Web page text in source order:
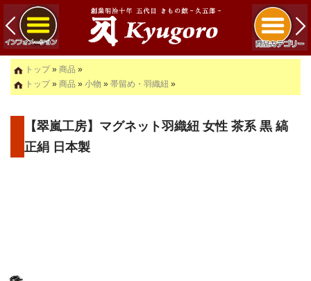
トップ» 商品 »
トップ» 商品 » 小物 » 帯留め・羽織紐 »
【翠嵐工房】マグネット羽織紐 女性 茶系 黒 縞
正絹 日本製